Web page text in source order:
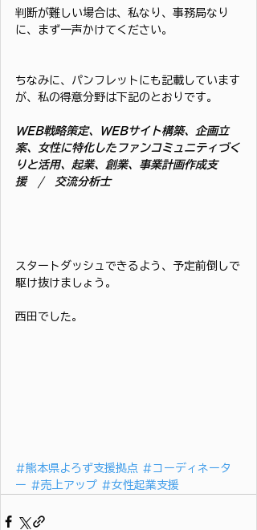
判断が難しい場合は、私なり、事務局なり
に、まず一声かけてください。
ちなみに、パンフレットにも記載しています
が、私の得意分野は下記のとおりです。
WEB戦略策定、WEBサイト構築、企画立
案、女性に特化したファンコミュニティづく
りと活用、起業、創業、事業計画作成支
援　/　交流分析士
スタートダッシュできるよう、予定前倒しで
駆け抜けましょう。
西田でした。
#熊本県よろず支援拠点 #コーディネータ
ー #売上アップ #女性起業支援